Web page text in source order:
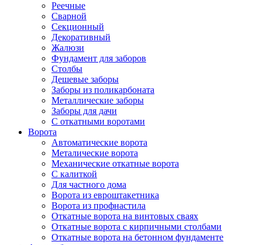
Реечные
Сварной
Секционный
Декоративный
Жалюзи
Фундамент для заборов
Столбы
Дешевые заборы
Заборы из поликарбоната
Металлические заборы
Заборы для дачи
С откатными воротами
Ворота
Автоматические ворота
Металические ворота
Механические откатные ворота
С калиткой
Для частного дома
Ворота из евроштакетника
Ворота из профнастила
Откатные ворота на винтовых сваях
Откатные ворота с кирпичными столбами
Откатные ворота на бетонном фундаменте